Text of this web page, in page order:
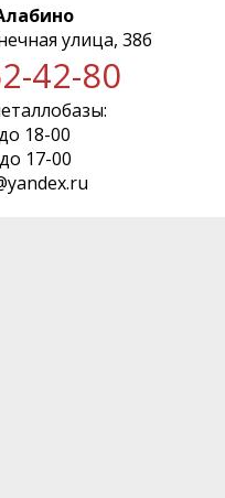
улица, 38б
42-80
18-00
17-00